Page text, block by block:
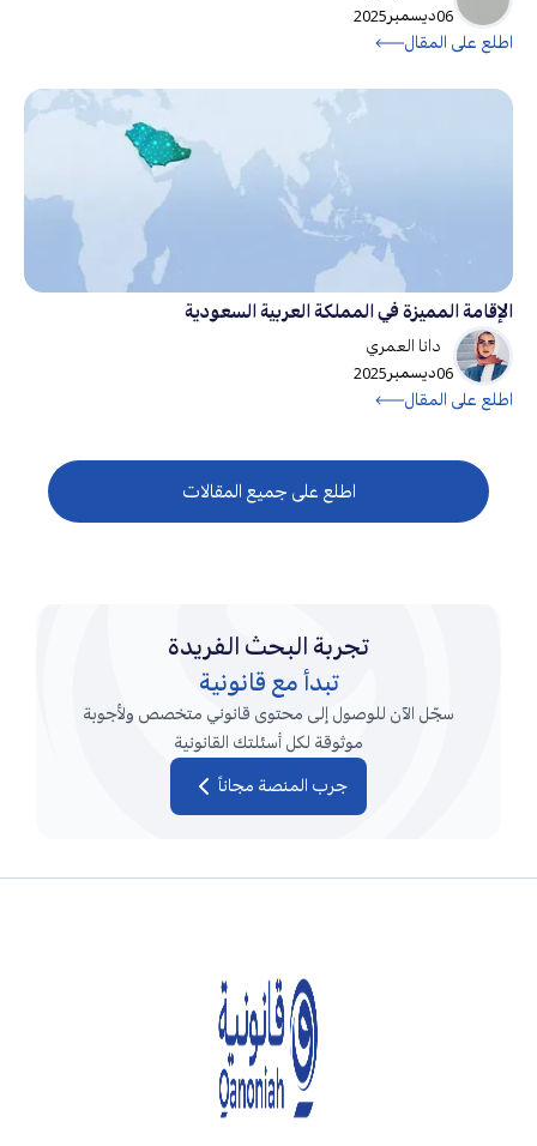
2025ديسمبر06
اطلع على المقال
الإقامة المميزة في المملكة العربية السعودية
دانا العمري
2025ديسمبر06
اطلع على المقال
اطلع على جميع المقالات
جرب المنصة مجاناً
تجربة البحث الفريدة
تبدأ مع قانونية
سجّل الآن للوصول إلى محتوى قانوني متخصص ولأجوبة
موثوقة لكل أسئلتك القانونية